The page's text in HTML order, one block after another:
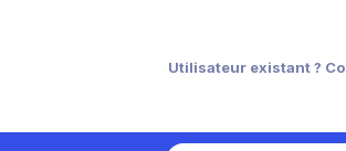
Utilisateur existant ?